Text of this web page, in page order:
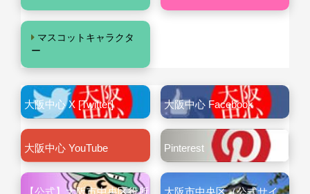
マスコットキャラクタ
ー
大阪中心 X [Twitter] 大阪中心 Facebook
大阪中心 YouTube Pinterest